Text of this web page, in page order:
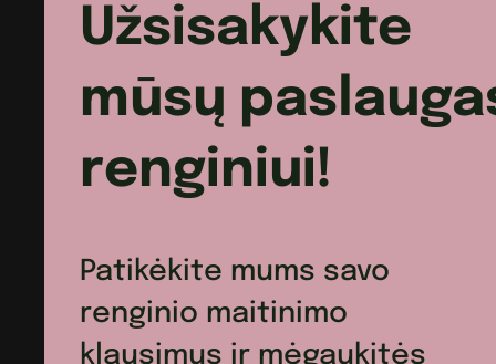
Užsisakykite
mūsų
renginiui!
Patikėkite mums savo
renginio maitinimo
klausimus ir mėgaukitės